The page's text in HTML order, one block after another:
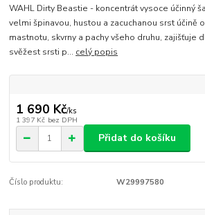
WAHL Dirty Beastie - koncentrát vysoce účinný
velmi špinavou, hustou a zacuchanou srst účině
mastnotu, skvrny a pachy všeho druhu, zajišťuje
svěžest srsti p... celý popis
1 690 Kč/ks
1 397 Kč bez DPH
Přidat do košíku
Číslo produktu: W29997580